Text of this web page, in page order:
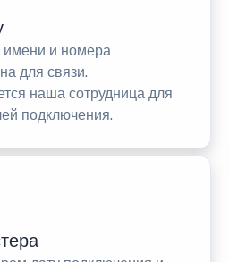
имени и номера
для связи.
наша сотрудница для
подключения.